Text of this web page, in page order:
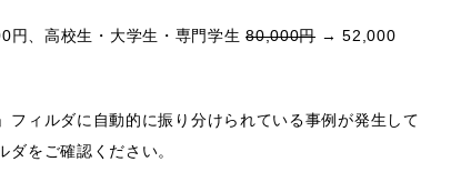
、高校生・大学生・専門学生80,000円 → 52,000
ィルダに自動的に振り分けられている事例が発生して
をご確認ください。